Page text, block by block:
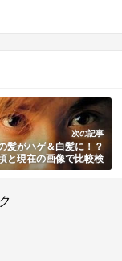
次の記事
髪がハゲ＆白髪に！？
と現在の画像で比較検
証！